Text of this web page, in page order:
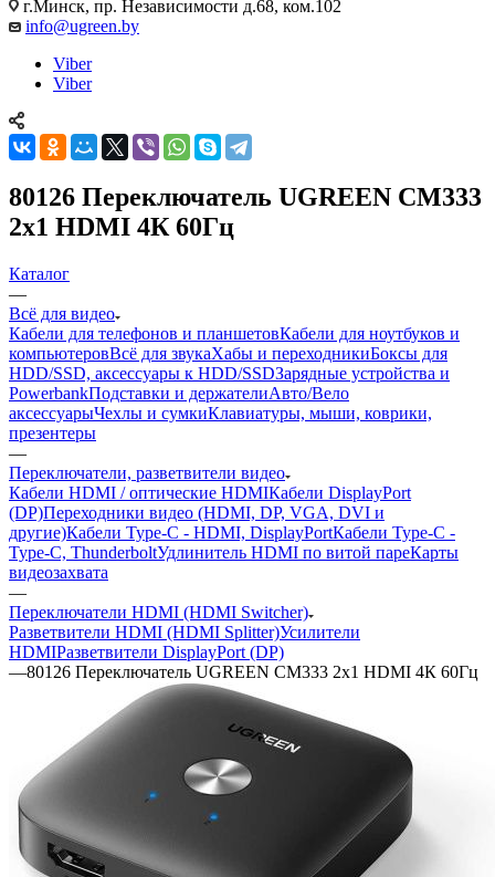
г.Минск, пр. Независимости д.68, ком.102
info@ugreen.by
Viber
Viber
80126 Переключатель UGREEN CM333
2x1 HDMI 4К 60Гц
Каталог
—
Всё для видео
Кабели для телефонов и планшетовКабели для ноутбуков и
компьютеровВсё для звукаХабы и переходникиБоксы для
HDD/SSD, аксессуары к HDD/SSDЗарядные устройства и
PowerbankПодставки и держателиАвто/Вело
аксессуарыЧехлы и сумкиКлавиатуры, мыши, коврики,
презентеры
—
Переключатели, разветвители видео
Кабели HDMI / оптические HDMIКабели DisplayPort
(DP)Переходники видео (HDMI, DP, VGA, DVI и
другие)Кабели Type-C - HDMI, DisplayPortКабели Type-C -
Type-C, ThunderboltУдлинитель HDMI по витой пареКарты
видеозахвата
—
Переключатели HDMI (HDMI Switcher)
Разветвители HDMI (HDMI Splitter)Усилители
HDMIРазветвители DisplayPort (DP)
—80126 Переключатель UGREEN CM333 2x1 HDMI 4К 60Гц